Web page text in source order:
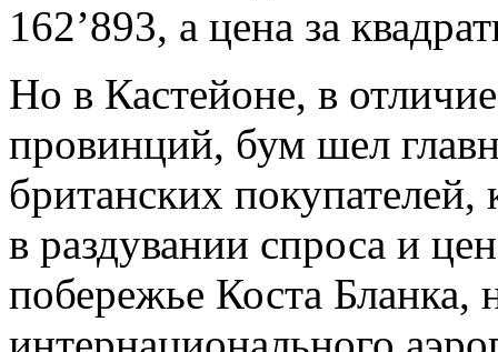
162’893, а цена за
Но в Кастейоне, в
провинций, бум шел
британских
в раздувании спроса и
побережье Коста Бланка,